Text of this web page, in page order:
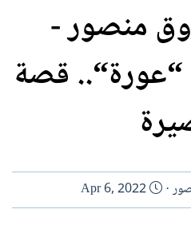
منصور -
“عورة“.. قصة
ت
ا
Apr 6, 2022